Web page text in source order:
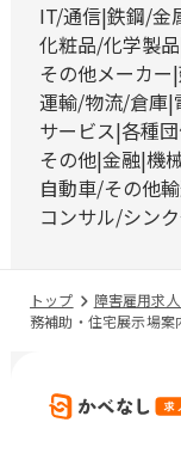
IT/通信 鉄鋼/金
化粧品/化学製品
その他メーカー
運輸/物流/倉庫
サービス 各種
その他 金融 機
自動車/その他
コンサル/シン
トップ 障害雇用求
務補助・住宅展示場